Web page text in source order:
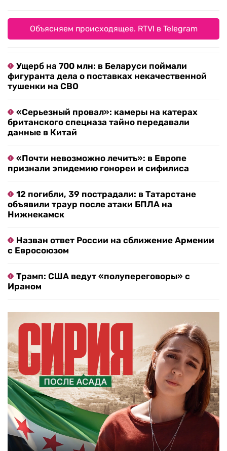
Объясняем происходящее. RTVI в Telegram
Ущерб на 700 млн: в Беларуси поймали
фигуранта дела о поставках некачественной
тушенки на СВО
«Серьезный провал»: камеры на катерах
британского спецназа тайно передавали
данные в Китай
«Почти невозможно лечить»: в Европе
признали эпидемию гонореи и сифилиса
12 погибли, 39 пострадали: в Татарстане
объявили траур после атаки БПЛА на
Нижнекамск
Назван ответ России на сближение Армении
с Евросоюзом
Трамп: США ведут «полупереговоры» с
Ираном